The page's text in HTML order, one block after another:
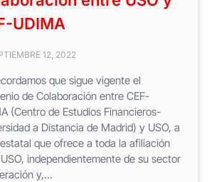
UDIMA
12, 2022
que sigue vigente el
de Colaboración entre CEF-
(Centro de Estudios Financieros-
a Distancia de Madrid) y USO, a
que ofrece a toda la afiliación
independientemente de su sector
y,...